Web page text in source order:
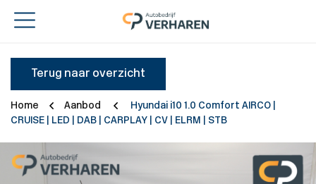
Terug naar overzicht
Home Aanbod
Hyundai i10 1.0 Comfort AIRCO |
CRUISE | LED | DAB | CARPLAY | CV | ELRM | STB